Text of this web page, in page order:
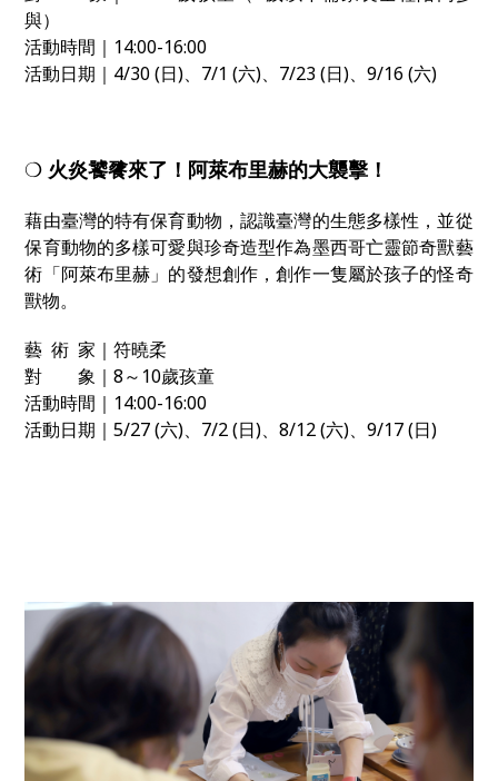
與）
活動時間｜14:00-16:00
活動日期｜4/30 (日)、7/1 (六)、7/23 (日)、9/16 (六)
❍ 火炎饕餮來了！阿萊布里赫的大襲擊！
藉由臺灣的特有保育動物，認識臺灣的生態多樣性，並從
保育動物的多樣可愛與珍奇造型作為墨西哥亡靈節奇獸藝
術「阿萊布里赫」的發想創作，創作一隻屬於孩子的怪奇
獸物。
藝 術 家｜符曉柔
對 象｜8～10歲孩童
活動時間｜14:00-16:00
活動日期｜5/27 (六)、7/2 (日)、8/12 (六)、9/17 (日)